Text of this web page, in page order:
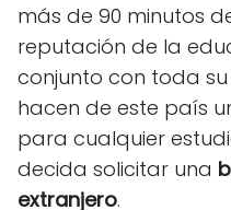
más de 90 minutos
reputación de la
conjunto con toda su
hacen de este país
para cualquier
decida solicitar una
extranjero.